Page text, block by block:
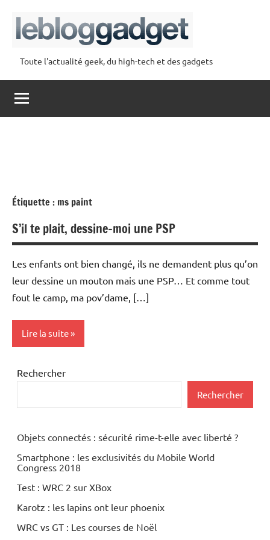
contenu
lebloggadget
Toute l'actualité geek, du high-tech et des gadgets
Étiquette : ms paint
S’il te plait, dessine-moi une PSP
Les enfants ont bien changé, ils ne demandent plus qu’on
leur dessine un mouton mais une PSP… Et comme tout
fout le camp, ma pov’dame, […]
Lire la suite
Inclassables
Rechercher
Rechercher
Objets connectés : sécurité rime-t-elle avec liberté ?
Smartphone : les exclusivités du Mobile World
Congress 2018
Test : WRC 2 sur XBox
Karotz : les lapins ont leur phoenix
WRC vs GT : Les courses de Noël